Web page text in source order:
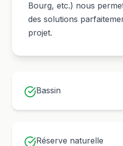
Bourg, etc.) nous
des solutions
projet.
Bassin
Réserve naturelle